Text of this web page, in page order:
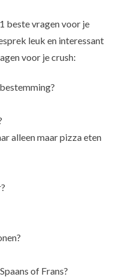
beste vragen voor je
leuk en interessant
voor je crush:
alleen maar pizza eten
of Frans?